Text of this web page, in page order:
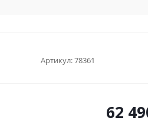
Артикул:78361
62